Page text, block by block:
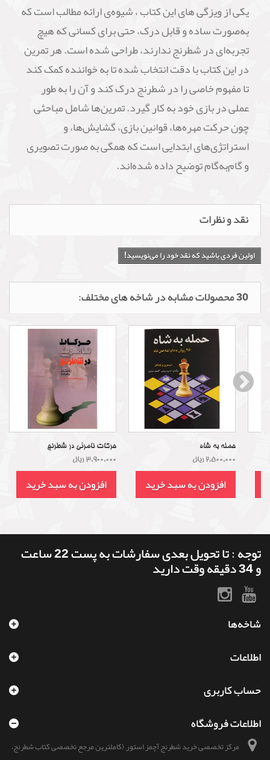
یکی از ویزگی های این کتاب ، شیوه‌ی ارائه مطالب است که
به‌صورت ساده و قابل درک، حتی برای کسانی که هیچ
تجربه‌ای در شطرنج ندارند، طراحی شده است. هر تمرین
در این کتاب با دقت انتخاب شده تا به خواننده کمک کند
تا مفهوم خاصی را در شطرنج درک کند و آن را به‌ طور
عملی در بازی خود به کار گیرد. تمرین‌ها شامل مباحثی
چون حرکت مهره‌ها، قوانین بازی، گشایش‌ها، و
استراتژی‌های ابتدایی است که همگی به‌ صورت تصویری
و گام‌به‌گام توضیح داده شده‌اند.
نقد و نظرات
اولین فردی باشید که نقد خود را می‌نویسید!
30 محصولات مشابه در شاخه های مختلف:
حرکات نامرئی در شطرنج
3,900,000 ریال
افزودن به سبد خرید
حمله به شاه
2,500,000 ریال
افزودن به سبد خرید
توجه : تا تحویل بعدی سفارشات به پست 22 ساعت
و 34 دقیقه وقت دارید
شاخه‌ها
اطلاعات
حساب کاربری
اطلاعات فروشگاه
مرکز تخصصی خرید شطرنج آچمز استور, (کاملترین مرجع تخصصی کتاب شطرنج،